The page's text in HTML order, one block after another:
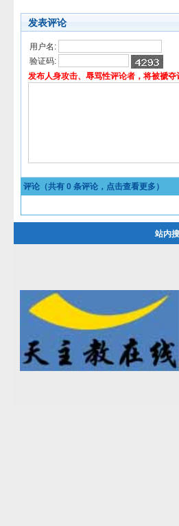
发表评论
用户名:
验证码:
发布人身攻击、辱骂性评论者，将被褫夺
评论（共有 0 条评论，点击查看更多）
站内